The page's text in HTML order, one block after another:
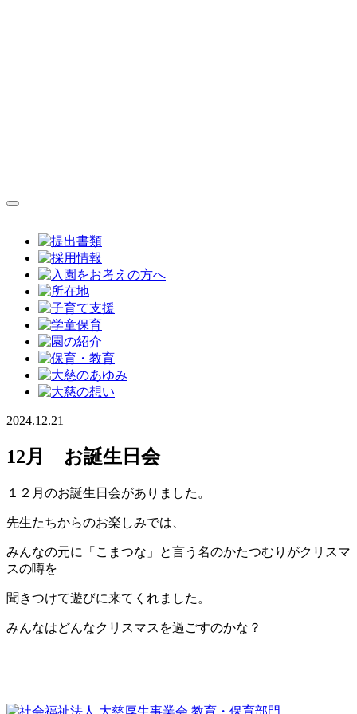
2024.12.21
12月 お誕生日会
１２月のお誕生日会がありました。
先生たちからのお楽しみでは、
みんなの元に「こまつな」と言う名のかたつむりがクリスマ
スの噂を
聞きつけて遊びに来てくれました。
みんなはどんなクリスマスを過ごすのかな？